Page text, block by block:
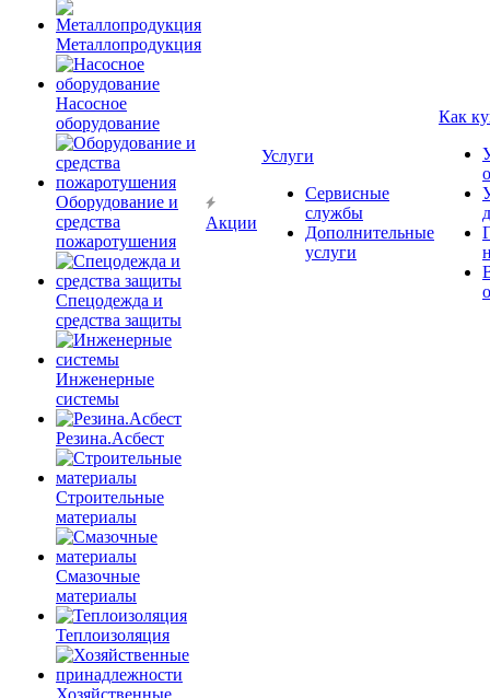
Металлопродукция
Насосное
оборудование
Оборудование и
средства
пожаротушения
Спецодежда и
средства защиты
Инженерные
системы
Резина.Асбест
Строительные
материалы
Смазочные
материалы
Теплоизоляция
Хозяйственные
Акции
Услуги
Сервисные
службы
Дополнительные
услуги
Как